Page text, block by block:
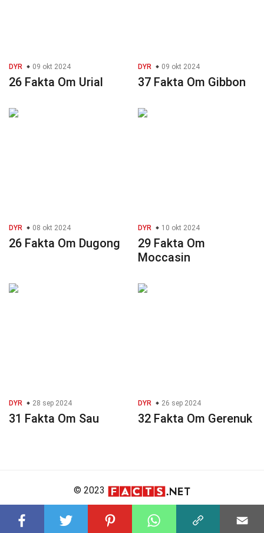
DYR 09 okt 2024
26 Fakta Om Urial
DYR 09 okt 2024
37 Fakta Om Gibbon
DYR 08 okt 2024
26 Fakta Om Dugong
DYR 10 okt 2024
29 Fakta Om
Moccasin
DYR 28 sep 2024
31 Fakta Om Sau
DYR 26 sep 2024
32 Fakta Om Gerenuk
© 2023
About Us Editorial Policy Meet the Team